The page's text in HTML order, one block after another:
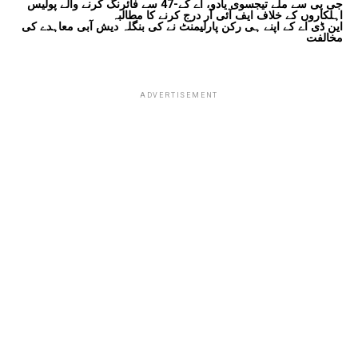
جی پی سے ملے تیجسوی یادو، اے کے-47 سے فائرنگ کرنے والے پولیس
اہلکاروں کے خلاف ایف آئی آر درج کرنے کا مطالبہ
این ڈی اے کے اپنے ہی رکن پارلیمنٹ نے کی بنگلہ دیش آبی معاہدے کی
مخالفت
ADVERTISEMENT